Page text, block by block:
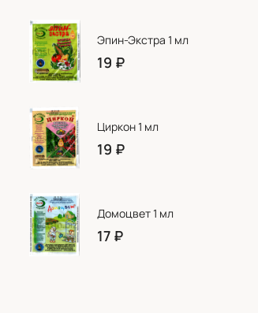
Эпин-Экстра 1 мл
19 ₽
Циркон 1 мл
19 ₽
Домоцвет 1 мл
17 ₽